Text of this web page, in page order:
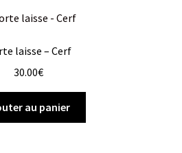
laisse – Cerf
30.00€
au panier